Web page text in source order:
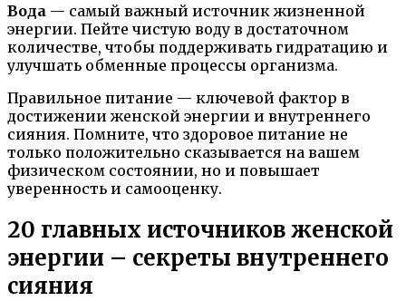
Вода — самый важный источник жизненной
энергии. Пейте чистую воду в достаточном
количестве, чтобы поддерживать гидратацию и
улучшать обменные процессы организма.
Правильное питание — ключевой фактор в
достижении женской энергии и внутреннего
сияния. Помните, что здоровое питание не
только положительно сказывается на вашем
физическом состоянии, но и повышает
уверенность и самооценку.
20 главных источников женской
энергии – секреты внутреннего
сияния